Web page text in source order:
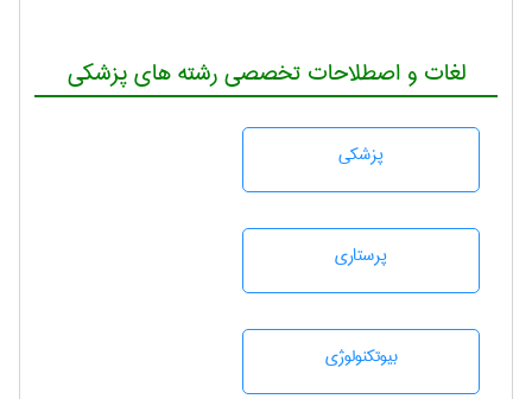
لغات و اصطلاحات تخصصی رشته های پزشکی
پزشكی
پرستاری
بيوتكنولوژی